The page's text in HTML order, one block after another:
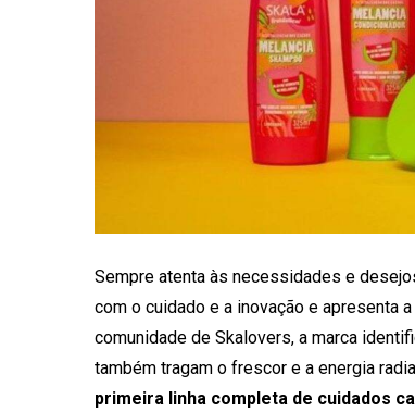
Sempre atenta às necessidades e
com o cuidado e a inovação e apresenta
comunidade de Skalovers, a marca
também tragam o frescor e a energia
primeira linha completa de cuidados